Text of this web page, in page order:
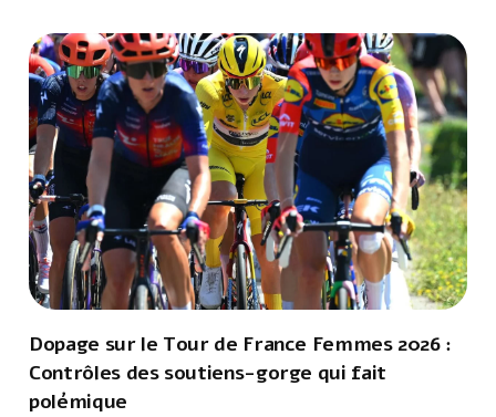
Dopage sur le Tour de France Femmes 2026 :
Contrôles des soutiens-gorge qui fait
polémique